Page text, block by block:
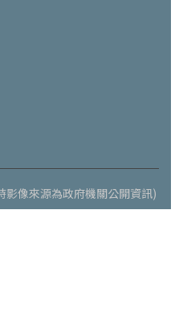
像來源為政府機關公開資訊)